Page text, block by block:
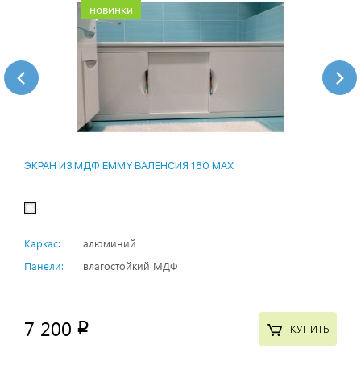
новинки
ЭКРАН ИЗ МДФ EMMY ВАЛЕНСИЯ 180 MAX
Каркас:
алюминий
Панели:
влагостойкий МДФ
7 200 p КУПИТЬ